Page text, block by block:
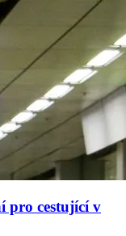
pro cestující v